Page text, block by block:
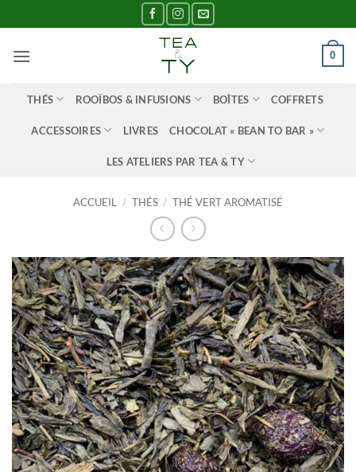
au
contenu
0
THÉS ROOÏBOS & INFUSIONS BOÎTES COFFRETS
ACCESSOIRES LIVRES CHOCOLAT « BEAN TO BAR »
LES ATELIERS PAR TEA & TY
ACCUEIL / THÉS / THÉ VERT AROMATISÉ